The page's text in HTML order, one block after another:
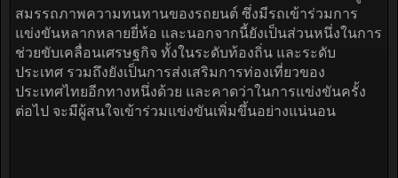
สมรรถภาพความทนทานของรถยนต์ ซึ่งมีรถเข้าร่วมการ
แข่งขันหลากหลายยี่ห้อ และนอกจากนี้ยังเป็นส่วนหนึ่งในการ
ช่วยขับเคลื่อนเศรษฐกิจ ทั้งในระดับท้องถิ่น และระดับ
ประเทศ รวมถึงยังเป็นการส่งเสริมการท่องเที่ยวของ
ประเทศไทยอีกทางหนึ่งด้วย และคาดว่าในการแข่งขันครั้ง
ต่อไป จะมีผู้สนใจเข้าร่วมแข่งขันเพิ่มขึ้นอย่างแน่นอน